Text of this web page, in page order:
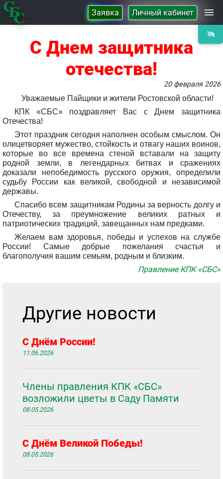
Заявка Личный кабинет
Займы
Контакты
О Кооперативе
С Днем защитника
отечества!
20 февраля 2026
Уважаемые Пайщики и жители Ростовской области!
КПК «СБС» поздравляет Вас с Днем защитника
Отечества!
Этот праздник сегодня наполнен особым смыслом. Он
олицетворяет мужество, стойкость и отвагу наших воинов,
которые во все времена стеной вставали на защиту
родной земли, в легендарных битвах и сражениях
доказали непобедимость русского оружия, определили
судьбу России как великой, свободной и независимой
державы.
Спасибо всем защитникам Родины за верность долгу и
Отечеству, за преумножение великих ратных и
патриотических традиций, завещанных нам предками.
Желаем вам здоровья, победы и успехов на службе
России! Самые добрые пожелания счастья и
благополучия вашим семьям, родным и близким.
Правление КПК «СБС»
Другие новости
С Днём России!
11.06.2026
Члены правления КПК «СБС»
возложили цветы в Саду Памяти
08.05.2026
С Днём Великой Победы!
08.05.2026